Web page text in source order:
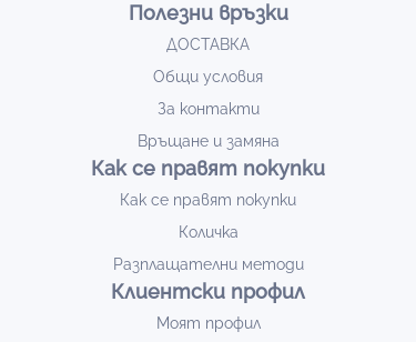
Полезни връзки
ДОСТАВКА
Общи условия
За контакти
Връщане и замяна
Как се правят покупки
Как се правят покупки
Количка
Разплащателни методи
Клиентски профил
Моят профил